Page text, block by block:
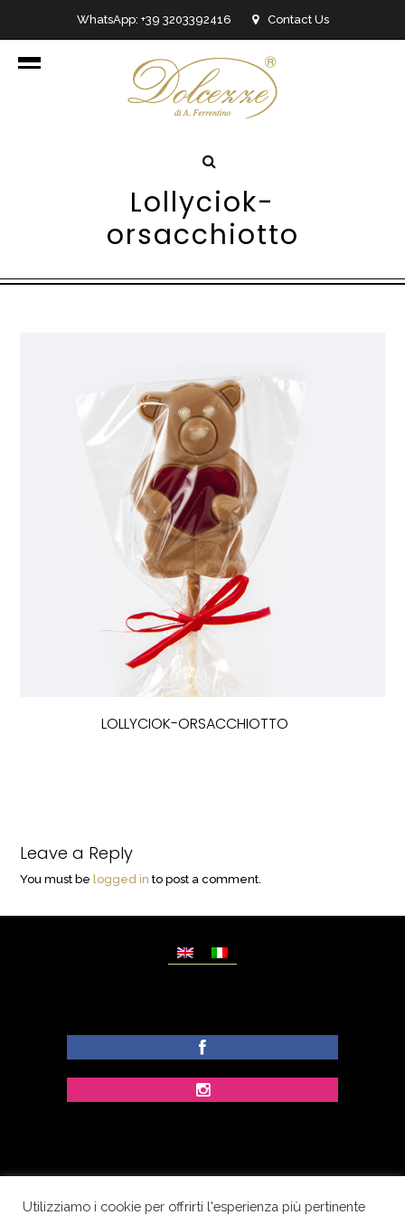
WhatsApp: +39 3203392416 Contact Us
info@dolcezzedicioccolato.it
Lollyciok-
orsacchiotto
LOLLYCIOK-ORSACCHIOTTO
Leave a Reply
You must be logged in to post a comment.
Utilizziamo i cookie per offrirti l'esperienza più pertinente